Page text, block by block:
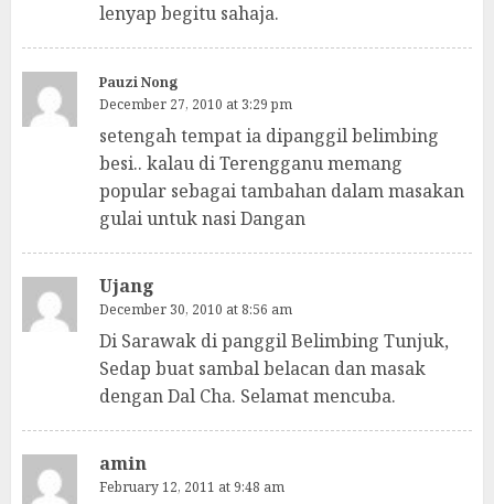
lenyap begitu sahaja.
Pauzi Nong
December 27, 2010 at 3:29 pm
setengah tempat ia dipanggil belimbing
besi.. kalau di Terengganu memang
popular sebagai tambahan dalam masakan
gulai untuk nasi Dangan
Ujang
December 30, 2010 at 8:56 am
Di Sarawak di panggil Belimbing Tunjuk,
Sedap buat sambal belacan dan masak
dengan Dal Cha. Selamat mencuba.
amin
February 12, 2011 at 9:48 am